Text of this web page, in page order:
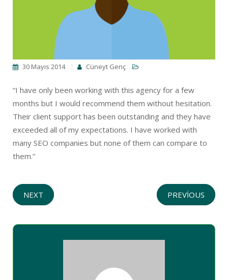
30 Mayıs 2014 Cüneyt Genç
“I have only been working with this agency for a few
months but I would recommend them without hesitation.
Their client support has been outstanding and they have
exceeded all of my expectations. I have worked with
many SEO companies but none of them can compare to
them.”
NEXT PREVIOUS